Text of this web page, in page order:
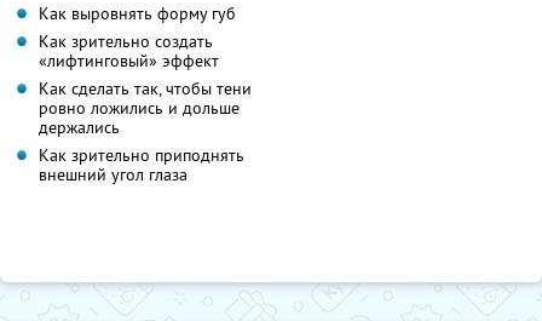
Как выровнять форму губ
Как зрительно создать
«лифтинговый» эффект
Как сделать так, чтобы тени
ровно ложились и дольше
держались
Как зрительно приподнять
внешний угол глаза